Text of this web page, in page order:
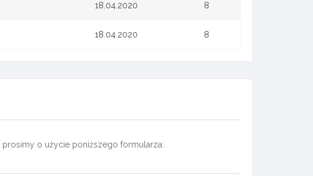
18.04.2020 8
18.04.2020 8
o użycie poniższego formularza: